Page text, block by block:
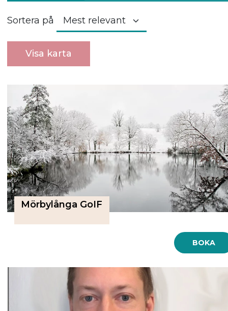
Sortera på
Visa karta
Mörbylånga GoIF
BOKA